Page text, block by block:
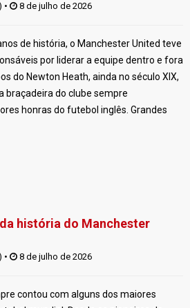
• 8 de julho de 2026
de história, o Manchester United teve
por liderar a equipe dentro e fora
do Newton Heath, ainda no século XIX,
braçadeira do clube sempre
honras do futebol inglês. Grandes
história do Manchester
• 8 de julho de 2026
contou com alguns dos maiores